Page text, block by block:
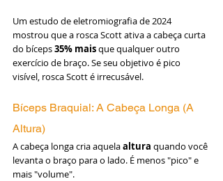
Um estudo de eletromiografia de 2024
mostrou que a rosca Scott ativa a cabeça curta
do bíceps 35% mais que qualquer outro
exercício de braço. Se seu objetivo é pico
visível, rosca Scott é irrecusável.
Bíceps Braquial: A Cabeça Longa (A
Altura)
A cabeça longa cria aquela altura quando você
levanta o braço para o lado. É menos "pico" e
mais "volume".